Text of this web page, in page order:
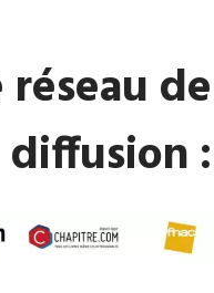
de
diffusion :